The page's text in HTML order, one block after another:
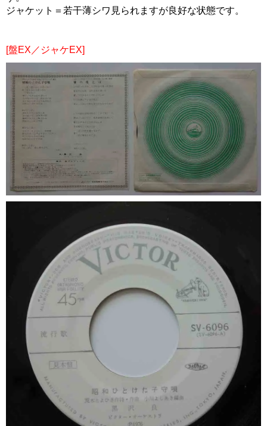
ジャケット＝若干薄シワ見られますが良好な状態です。
[盤EX／ジャケEX]